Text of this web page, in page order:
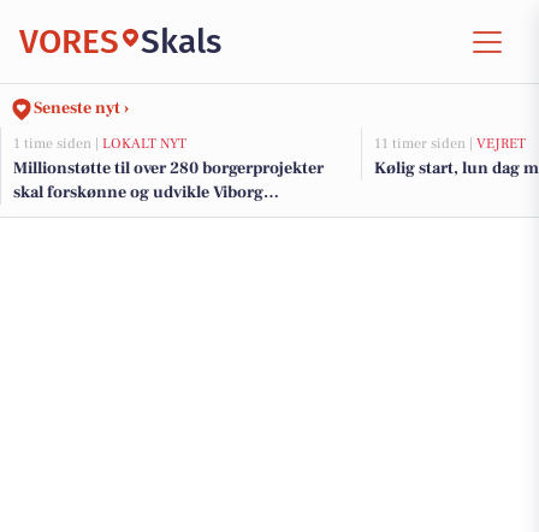
VORES Skals
Seneste nyt ›
1 time siden | LOKALT NYT
Millionstøtte til over 280 borgerprojekter
skal forskønne og udvikle Viborg
Kommunes mindre byer
11 timer siden | VEJRET
Kølig start, lun dag